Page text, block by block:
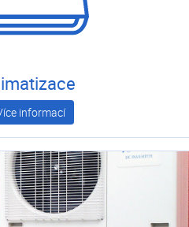
informací